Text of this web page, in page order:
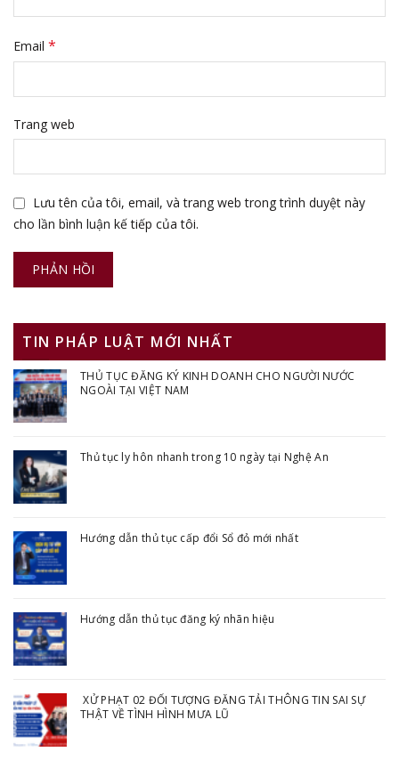
Email *
Trang web
Lưu tên của tôi, email, và trang web trong trình duyệt này
cho lần bình luận kế tiếp của tôi.
TIN PHÁP LUẬT MỚI NHẤT
THỦ TỤC ĐĂNG KÝ KINH DOANH CHO NGƯỜI NƯỚC
NGOÀI TẠI VIỆT NAM
Thủ tục ly hôn nhanh trong 10 ngày tại Nghệ An
Hướng dẫn thủ tục cấp đổi Sổ đỏ mới nhất
Hướng dẫn thủ tục đăng ký nhãn hiệu
XỬ PHẠT 02 ĐỐI TƯỢNG ĐĂNG TẢI THÔNG TIN SAI SỰ
THẬT VỀ TÌNH HÌNH MƯA LŨ